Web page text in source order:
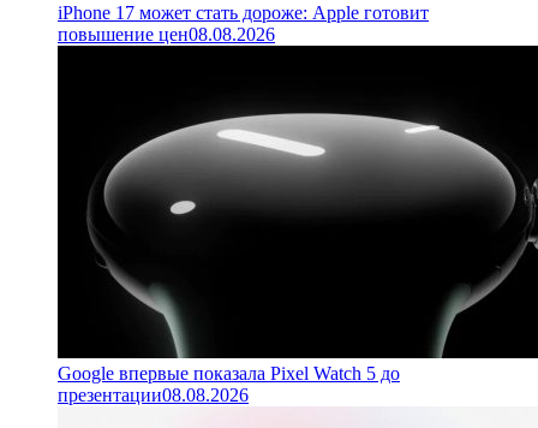
iPhone 17 может стать дороже: Apple готовит
повышение цен08.08.2026
Google впервые показала Pixel Watch 5 до
презентации08.08.2026